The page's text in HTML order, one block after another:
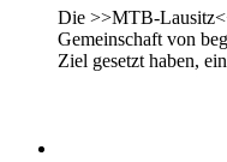
Die >>MTB-
Gemeinschaft von
Ziel gesetzt haben,